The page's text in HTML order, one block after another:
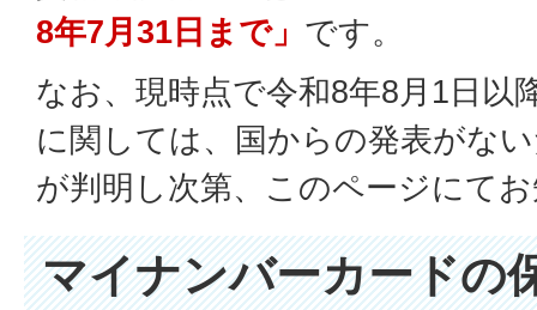
8年7月31日まで」 です。
なお、現時点で令和8年8月1日以
に関しては、国からの発表がな
が判明し次第、このページにて
マイナンバーカードの